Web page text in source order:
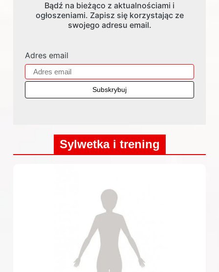
Bądź na bieżąco z aktualnościami i
ogłoszeniami. Zapisz się korzystając ze
swojego adresu email.
Adres email
Sylwetka i trening